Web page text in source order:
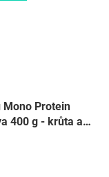
Mono Protein
400 g - krůta a